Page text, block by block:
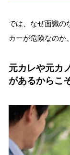
では、なぜ面識の
カーが危険なのか
元カレや元カ
があるからこ